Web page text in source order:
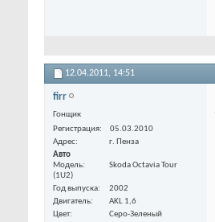
12.04.2011, 14:51
firr
Гонщик
Регистрация
05.03.2010
Адрес
г. Пенза
Авто
Модель
Skoda Octavia Tour
(1U2)
Год выпуска
2002
Двигатель
AKL 1,6
Цвет
Серо-Зеленый